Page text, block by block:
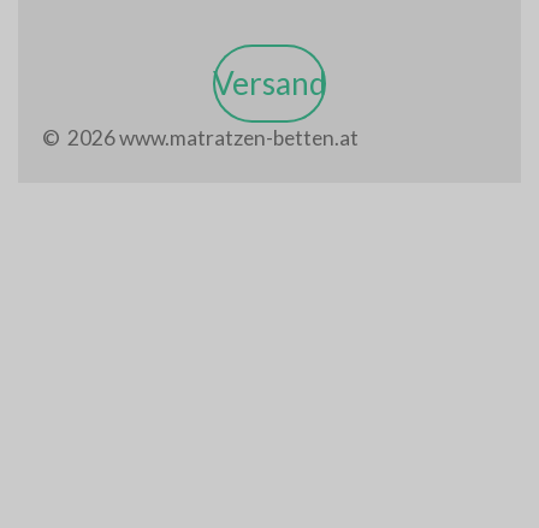
Versand
© 2026 www.matratzen-betten.at